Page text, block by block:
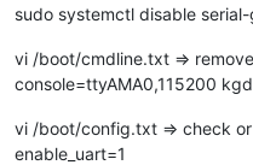
sudo systemctl disable
vi /boot/cmdline.txt =>
console=ttyAMA0,115200
vi /boot/config.txt => check
enable_uart=1